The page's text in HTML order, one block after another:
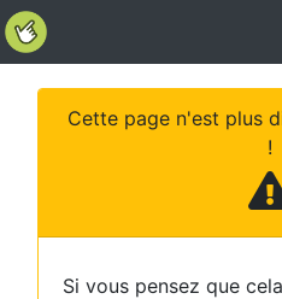
Cette page n'est plus
!
Si vous pensez que